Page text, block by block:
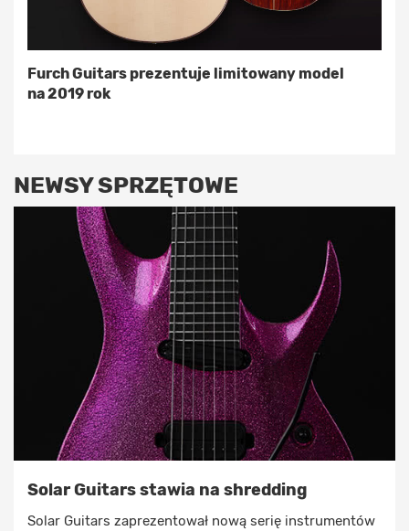
Furch Guitars prezentuje limitowany model
na 2019 rok
NEWSY SPRZĘTOWE
Solar Guitars stawia na shredding
Solar Guitars zaprezentował nową serię instrumentów